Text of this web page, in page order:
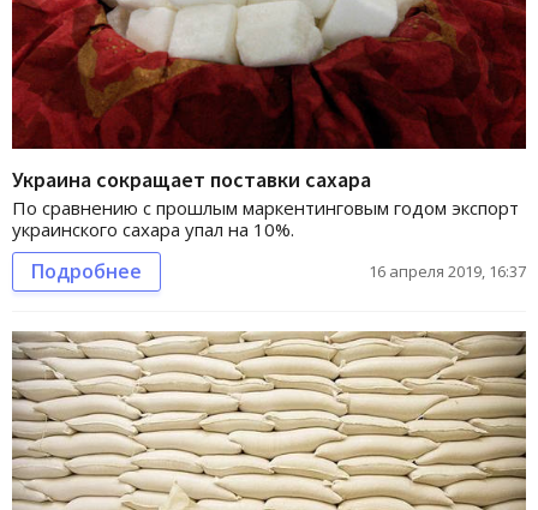
Украина сокращает поставки сахара
По сравнению с прошлым маркентинговым годом экспорт
украинского сахара упал на 10%.
Подробнее 16 апреля 2019, 16:37